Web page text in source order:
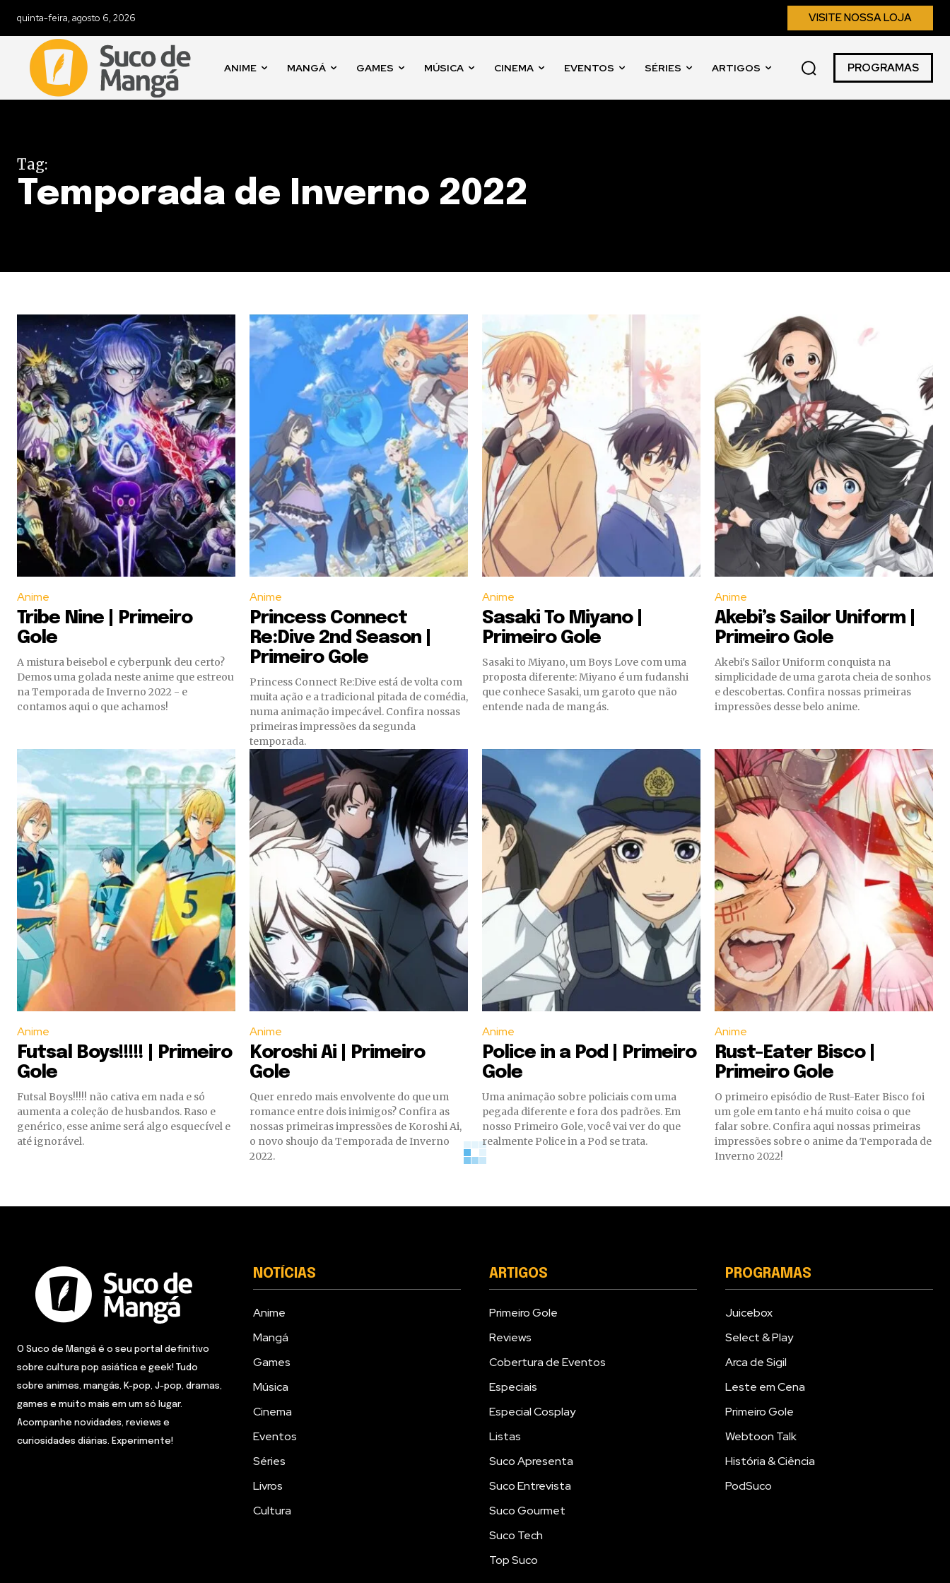
quinta-feira, agosto 6, 2026 VISITE NOSSA LOJA
ANIME MANGÁ GAMES MÚSICA CINEMA EVENTOS SÉRIES ARTIGOS PROGRAMAS
Tag:
Temporada de Inverno 2022
Anime
Tribe Nine | Primeiro
Gole
A mistura beisebol e cyberpunk deu certo?
Demos uma golada neste anime que estreou
na Temporada de Inverno 2022 - e
contamos aqui o que achamos!
Anime
Princess Connect
Re:Dive 2nd Season |
Primeiro Gole
Princess Connect Re:Dive está de volta com
muita ação e a tradicional pitada de comédia,
numa animação impecável. Confira nossas
primeiras impressões da segunda
temporada.
Anime
Sasaki To Miyano |
Primeiro Gole
Sasaki to Miyano, um Boys Love com uma
proposta diferente: Miyano é um fudanshi
que conhece Sasaki, um garoto que não
entende nada de mangás.
Anime
Akebi’s Sailor Uniform |
Primeiro Gole
Akebi's Sailor Uniform conquista na
simplicidade de uma garota cheia de sonhos
e descobertas. Confira nossas primeiras
impressões desse belo anime.
Anime
Futsal Boys!!!!! | Primeiro
Gole
Futsal Boys!!!!! não cativa em nada e só
aumenta a coleção de husbandos. Raso e
genérico, esse anime será algo esquecível e
até ignorável.
Anime
Koroshi Ai | Primeiro
Gole
Quer enredo mais envolvente do que um
romance entre dois inimigos? Confira as
nossas primeiras impressões de Koroshi Ai,
o novo shoujo da Temporada de Inverno
2022.
Anime
Police in a Pod | Primeiro
Gole
Uma animação sobre policiais com uma
pegada diferente e fora dos padrões. Em
nosso Primeiro Gole, você vai ver do que
realmente Police in a Pod se trata.
Anime
Rust-Eater Bisco |
Primeiro Gole
O primeiro episódio de Rust-Eater Bisco foi
um gole em tanto e há muito coisa o que
falar sobre. Confira aqui nossas primeiras
impressões sobre o anime da Temporada de
Inverno 2022!
O Suco de Mangá é o seu portal definitivo
sobre cultura pop asiática e geek! Tudo
sobre animes, mangás, K-pop, J-pop, dramas,
games e muito mais em um só lugar.
Acompanhe novidades, reviews e
curiosidades diárias. Experimente!
NOTÍCIAS
Anime
Mangá
Games
Música
Cinema
Eventos
Séries
Livros
Cultura
ARTIGOS
Primeiro Gole
Reviews
Cobertura de Eventos
Especiais
Especial Cosplay
Listas
Suco Apresenta
Suco Entrevista
Suco Gourmet
Suco Tech
Top Suco
PROGRAMAS
Juicebox
Select & Play
Arca de Sigil
Leste em Cena
Primeiro Gole
Webtoon Talk
História & Ciência
PodSuco